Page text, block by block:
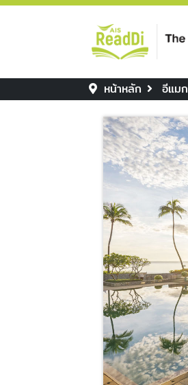
หน้าหลัก อีแม